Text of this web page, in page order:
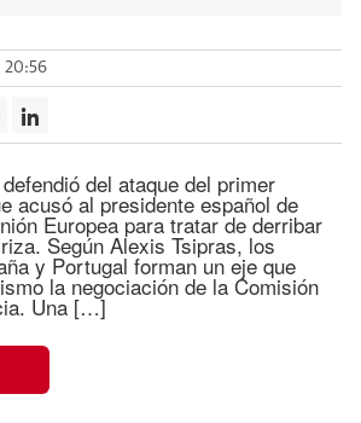
20:56
del ataque del primer
acusó al presidente español de
Europea para tratar de derribar
Según Alexis Tsipras, los
y Portugal forman un eje que
la negociación de la Comisión
Una […]